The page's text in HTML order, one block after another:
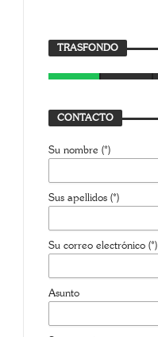
TRASFONDO
JAVIER BUSTAMANTE
CONTACTO
Su nombre (*)
Sus apellidos (*)
Su correo electrónico (*)
Asunto